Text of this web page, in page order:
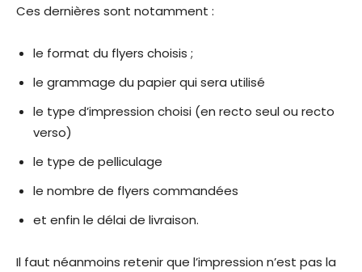
Ces dernières sont notamment :
le format du flyers choisis ;
le grammage du papier qui sera utilisé
le type d’impression choisi (en recto seul ou recto
verso)
le type de pelliculage
le nombre de flyers commandées
et enfin le délai de livraison.
Il faut néanmoins retenir que l’impression n’est pas la